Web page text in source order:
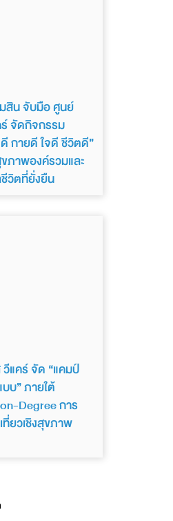
สิน จับมือ ศูนย์
ร์ จัดกิจกรรม
กายดี ใจดี ชีวิตดี”
ภาพองค์รวมและ
วิตที่ยั่งยืน
วีแคร์ จัด “แคมป์
บ” ภายใต้
Degree การ
ยวเชิงสุขภาพ